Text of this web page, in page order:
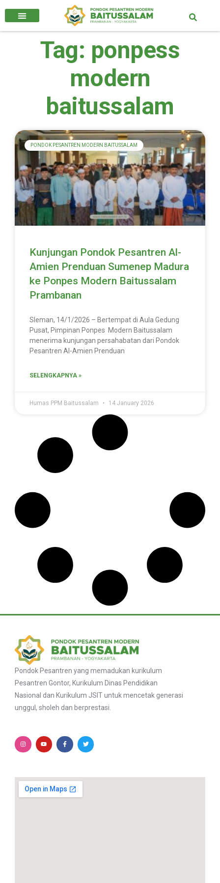
Tag: ponpess
modern
baitussalam
PONDOK PESANTREN MODERN BAITUSSALAM
Kunjungan Pondok Pesantren Al-
Amien Prenduan Sumenep Madura
ke Ponpes Modern Baitussalam
Prambanan
Sleman, 14/1/2026 – Bertempat di Aula Gedung
Pusat, Pimpinan Ponpes Modern Baitussalam
menerima kunjungan persahabatan dari Pondok
Pesantren Al-Amien Prenduan
SELENGKAPNYA »
Humas PPM Baitussalam 14 January 2026
Pondok Pesantren yang memadukan kurikulum
Pesantren Gontor, Kurikulum Dinas Pendidikan
Nasional dan Kurikulum JSIT untuk mencetak generasi
unggul, sholeh dan berprestasi.